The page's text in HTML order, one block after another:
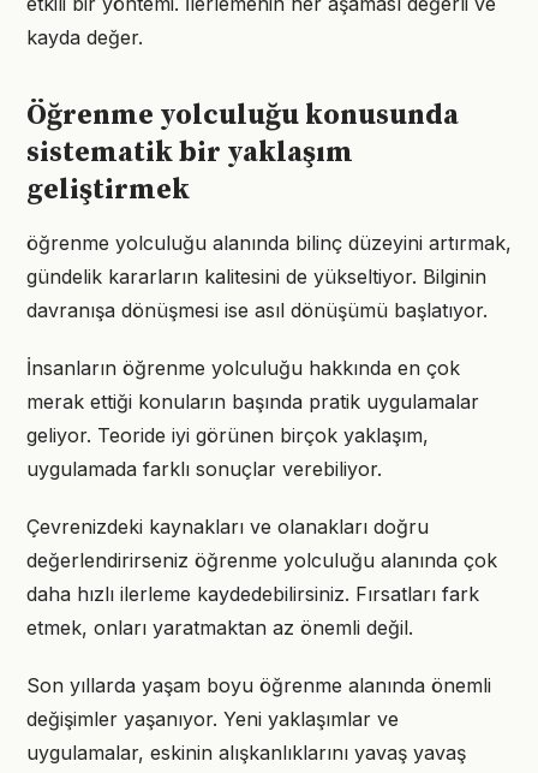
kayda değer.
Öğrenme yolculuğu konusunda
sistematik bir yaklaşım
geliştirmek
öğrenme yolculuğu alanında bilinç düzeyini artırmak,
gündelik kararların kalitesini de yükseltiyor. Bilginin
davranışa dönüşmesi ise asıl dönüşümü başlatıyor.
İnsanların öğrenme yolculuğu hakkında en çok
merak ettiği konuların başında pratik uygulamalar
geliyor. Teoride iyi görünen birçok yaklaşım,
uygulamada farklı sonuçlar verebiliyor.
Çevrenizdeki kaynakları ve olanakları doğru
değerlendirirseniz öğrenme yolculuğu alanında çok
daha hızlı ilerleme kaydedebilirsiniz. Fırsatları fark
etmek, onları yaratmaktan az önemli değil.
Son yıllarda yaşam boyu öğrenme alanında önemli
değişimler yaşanıyor. Yeni yaklaşımlar ve
uygulamalar, eskinin alışkanlıklarını yavaş yavaş